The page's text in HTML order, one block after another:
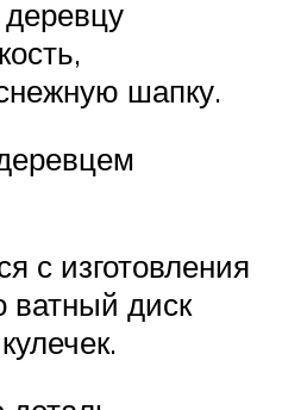
шапку.
с изготовления
ватный диск